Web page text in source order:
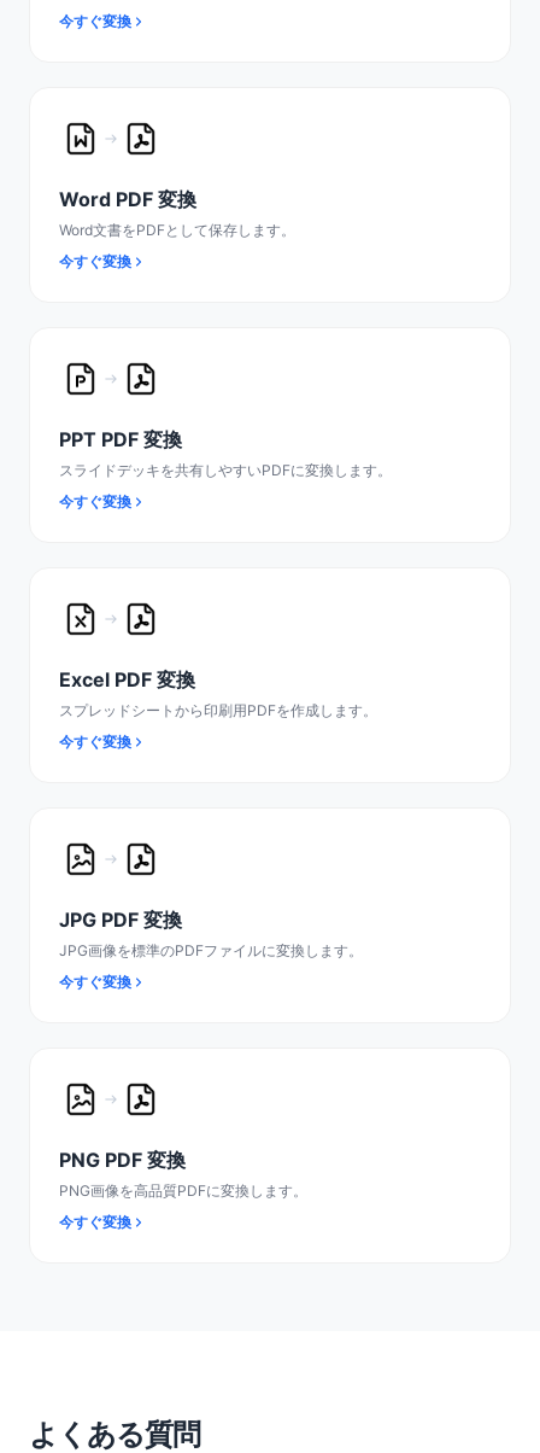
今すぐ変換
Word PDF 変換
Word文書をPDFとして保存します。
今すぐ変換
PPT PDF 変換
スライドデッキを共有しやすいPDFに変換します。
今すぐ変換
Excel PDF 変換
スプレッドシートから印刷用PDFを作成します。
今すぐ変換
JPG PDF 変換
JPG画像を標準のPDFファイルに変換します。
今すぐ変換
PNG PDF 変換
PNG画像を高品質PDFに変換します。
今すぐ変換
よくある質問